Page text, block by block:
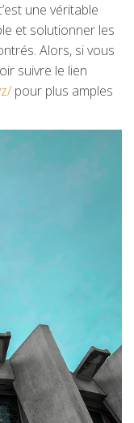
une véritable
et solutionner les
Alors, si vous
suivre le lien
pour plus amples